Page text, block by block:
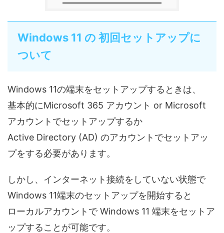
Windows 11 の 初回セットアップに
ついて
Windows 11の端末をセットアップするときは、
基本的にMicrosoft 365 アカウント or Microsoft
アカウントでセットアップするか
Active Directory (AD) のアカウントでセットアッ
プをする必要があります。
しかし、インターネット接続をしていない状態で
Windows 11端末のセットアップを開始すると
ローカルアカウントで Windows 11 端末をセットア
ップすることが可能です。